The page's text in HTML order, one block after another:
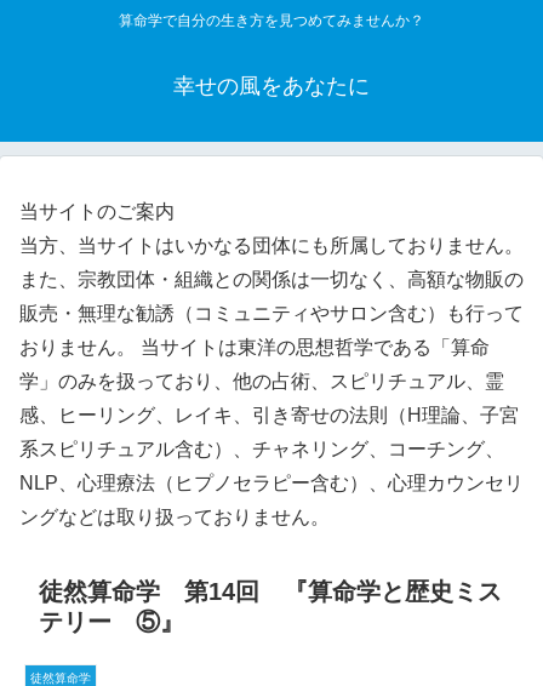
算命学で自分の生き方を見つめてみませんか？
幸せの風をあなたに
当サイトのご案内
当方、当サイトはいかなる団体にも所属しておりません。
また、宗教団体・組織との関係は一切なく、高額な物販の
販売・無理な勧誘（コミュニティやサロン含む）も行って
おりません。 当サイトは東洋の思想哲学である「算命
学」のみを扱っており、他の占術、スピリチュアル、霊
感、ヒーリング、レイキ、引き寄せの法則（H理論、子宮
系スピリチュアル含む）、チャネリング、コーチング、
NLP、心理療法（ヒプノセラピー含む）、心理カウンセリ
ングなどは取り扱っておりません。
徒然算命学 第14回 『算命学と歴史ミス
テリー ⑤』
徒然算命学